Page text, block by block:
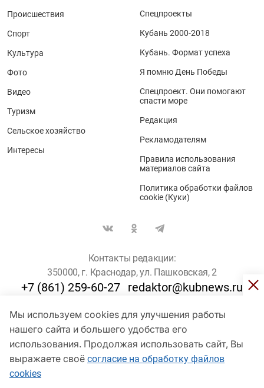
Мы используем cookies для улучшения работы
нашего сайта и большего удобства его
использования. Продолжая использовать сайт, Вы
выражаете своё согласие на обработку файлов
cookies
Происшествия
Спорт
Культура
Фото
Видео
Туризм
Сельское хозяйство
Интересы
Спецпроекты
Кубань 2000-2018
Кубань. Формат успеха
Я помню День Победы
Спецпроект. Они помогают
спасти море
Редакция
Рекламодателям
Правила использования
материалов сайта
Политика обработки файлов
cookie (Куки)
Контакты редакции:
350000, г. Краснодар, ул. Пашковская, 2
+7 (861) 259-60-27 redaktor@kubnews.ru
Для пользователей старше 16 лет
© Кубанские Новости, 2017
Сетевое издание «kubnews» зарегистрировано Федеральной
службой по надзору в сфере связи, информационных технологий
и массовых коммуникаций (Роскомнадзор). Регистрационный